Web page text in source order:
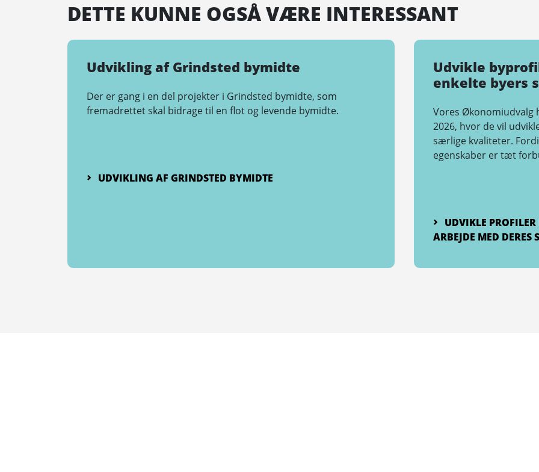
DETTE KUNNE OGSÅ VÆRE INTERESSANT
Udvikling af Grindsted bymidte
Der er gang i en del projekter i Grindsted bymidte, som
fremadrettet skal bidrage til en flot og levende bymidte.
UDVIKLING AF GRINDSTED BYMIDTE
Udvikle
enkelte byers
Vores Økonomiudvalg
2026, hvor de vil
særlige kvaliteter.
egenskaber er tæt
UDVIKLE PROFILER
ARBEJDE MED